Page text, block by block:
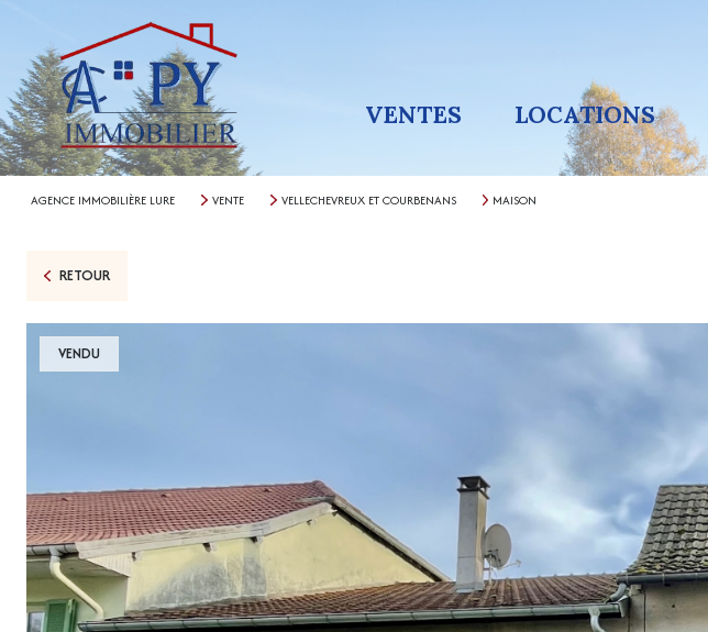
VENTES LOCATIONS
AGENCE IMMOBILIÈRE LURE VENTE VELLECHEVREUX ET COURBENANS MAISON
RETOUR
VENDU